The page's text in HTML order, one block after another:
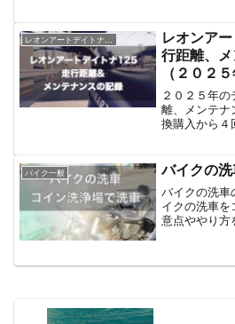
レオンアートデイトナ１２５
レオンア
行距離、
（２０２５
２０２５年
離、メンテナ
換購入から４
少し空いてし
交換から７ヵ
バイク一般 バイクの
バイクの洗車
イクの洗車
意点ややり方